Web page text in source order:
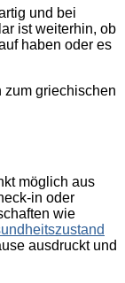
und bei
ist weiterhin, ob
haben oder es
griechischen
möglich aus
in oder
wie
ausdruckt und